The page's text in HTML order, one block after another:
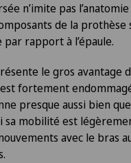
n’imite pas l’anatomie
de la
rapport à l’épaule.
le gros avantage
fortement
presque aussi bien
sa mobilité est
avec le bras